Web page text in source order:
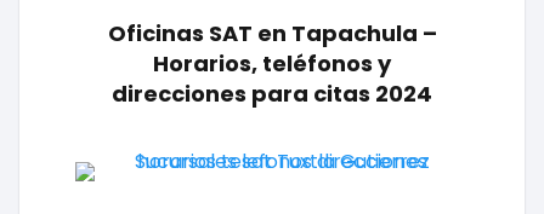
Oficinas SAT en Tapachula –
Horarios, teléfonos y
direcciones para citas 2024